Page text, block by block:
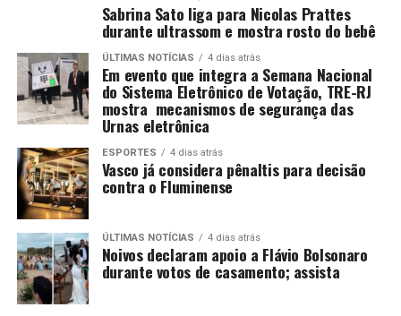
Sabrina Sato liga para Nicolas Prattes
durante ultrassom e mostra rosto do bebê
ÚLTIMAS NOTÍCIAS 4 dias atrás
Em evento que integra a Semana Nacional
do Sistema Eletrônico de Votação, TRE-RJ
mostra mecanismos de segurança das
Urnas eletrônica
ESPORTES 4 dias atrás
Vasco já considera pênaltis para decisão
contra o Fluminense
ÚLTIMAS NOTÍCIAS 4 dias atrás
Noivos declaram apoio a Flávio Bolsonaro
durante votos de casamento; assista